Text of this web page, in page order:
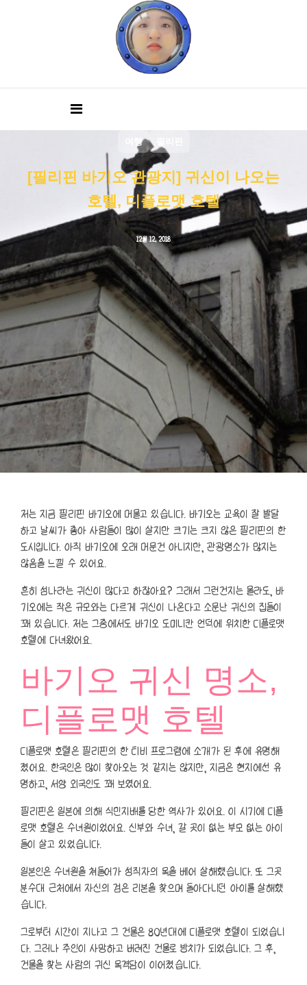
여행
[필리핀 바기오 관광지] 귀신이 나오는
호텔, 디플로맷 호텔
12월 12, 2018
저는 지금 필리핀 바기오에 머물고 있습니다. 바기오는 교육이 잘 발달
하고 날씨가 좋아 사람들이 많이 살지만 크기는 크지 않은 필리핀의 한
도시입니다. 아직 바기오에 오래 머문건 아니지만, 관광명소가 많지는
않음을 느낄 수 있어요.
흔히 섬나라는 귀신이 많다고 하잖아요? 그래서 그런건지는 몰라도, 바
기오에는 작은 규모와는 다르게 귀신이 나온다고 소문난 귀신의 집들이
꽤 있습니다. 저는 그중에서도 바기오 도미니칸 언덕에 위치한 디플로맷
호텔에 다녀왔어요.
바기오 귀신 명소,
디플로맷 호텔
디플로맷 호텔은 필리핀의 한 티비 프로그램에 소개가 된 후에 유명해
졌어요. 한국인은 많이 찾아오는 것 같지는 않지만, 지금은 현지에선 유
명하고, 서양 외국인도 꽤 보였어요.
필리핀은 일본에 의해 식민지배를 당한 역사가 있어요. 이 시기에 디플
로맷 호텔은 수녀원이었어요. 신부와 수녀, 갈 곳이 없는 부모 없는 아이
들이 살고 있었습니다.
일본인은 수녀원을 쳐들어가 성직자의 목을 베어 살해했습니다. 또 그곳
분수대 근처에서 자신의 검은 리본을 찾으며 돌아다니던 아이를 살해했
습니다.
그로부터 시간이 지나고 그 건물은 80년대에 디플로맷 호텔이 되었습니
다. 그러나 주인이 사망하고 버려진 건물로 방치가 되었습니다. 그 후,
건물을 찾는 사람의 귀신 목격담이 이어졌습니다.